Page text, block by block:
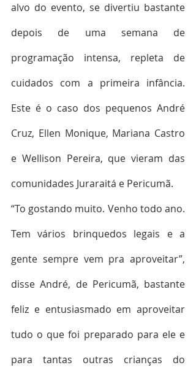
alvo do evento, se divertiu bastante
depois de uma semana de
programação intensa, repleta de
cuidados com a primeira infância.
Este é o caso dos pequenos André
Cruz, Ellen Monique, Mariana Castro
e Wellison Pereira, que vieram das
comunidades Juraraitá e Pericumã.
“To gostando muito. Venho todo ano.
Tem vários brinquedos legais e a
gente sempre vem pra aproveitar”,
disse André, de Pericumã, bastante
feliz e entusiasmado em aproveitar
tudo o que foi preparado para ele e
para tantas outras crianças do